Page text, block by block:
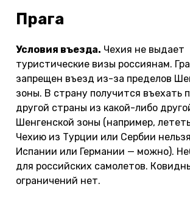
Прага
Условия въезда. Чехия не выдает
туристические визы россиянам.
запрещен въезд из-за пределов
зоны. В страну получится въехать
другой страны из какой-либо
Шенгенской зоны (например,
Чехию из Турции или Сербии
Испании или Германии — можно).
для российских самолетов.
ограничений нет.